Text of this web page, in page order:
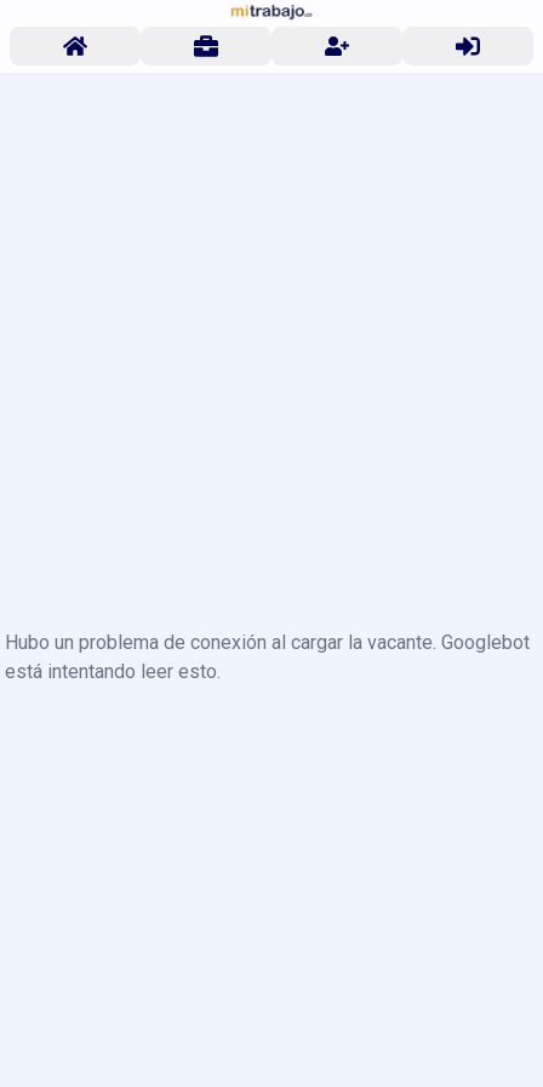
Hubo un problema de conexión al cargar la vacante. Googlebot
está intentando leer esto.